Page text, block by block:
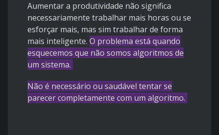
Aumentar a produtividade não significa
necessariamente trabalhar mais horas ou se
esforçar mais, mas sim trabalhar de forma
mais inteligente. O problema está quando
esquecemos que não somos algoritmos de
um sistema.
Não é necessário ou saudável tentar se
parecer completamente com um algoritmo.